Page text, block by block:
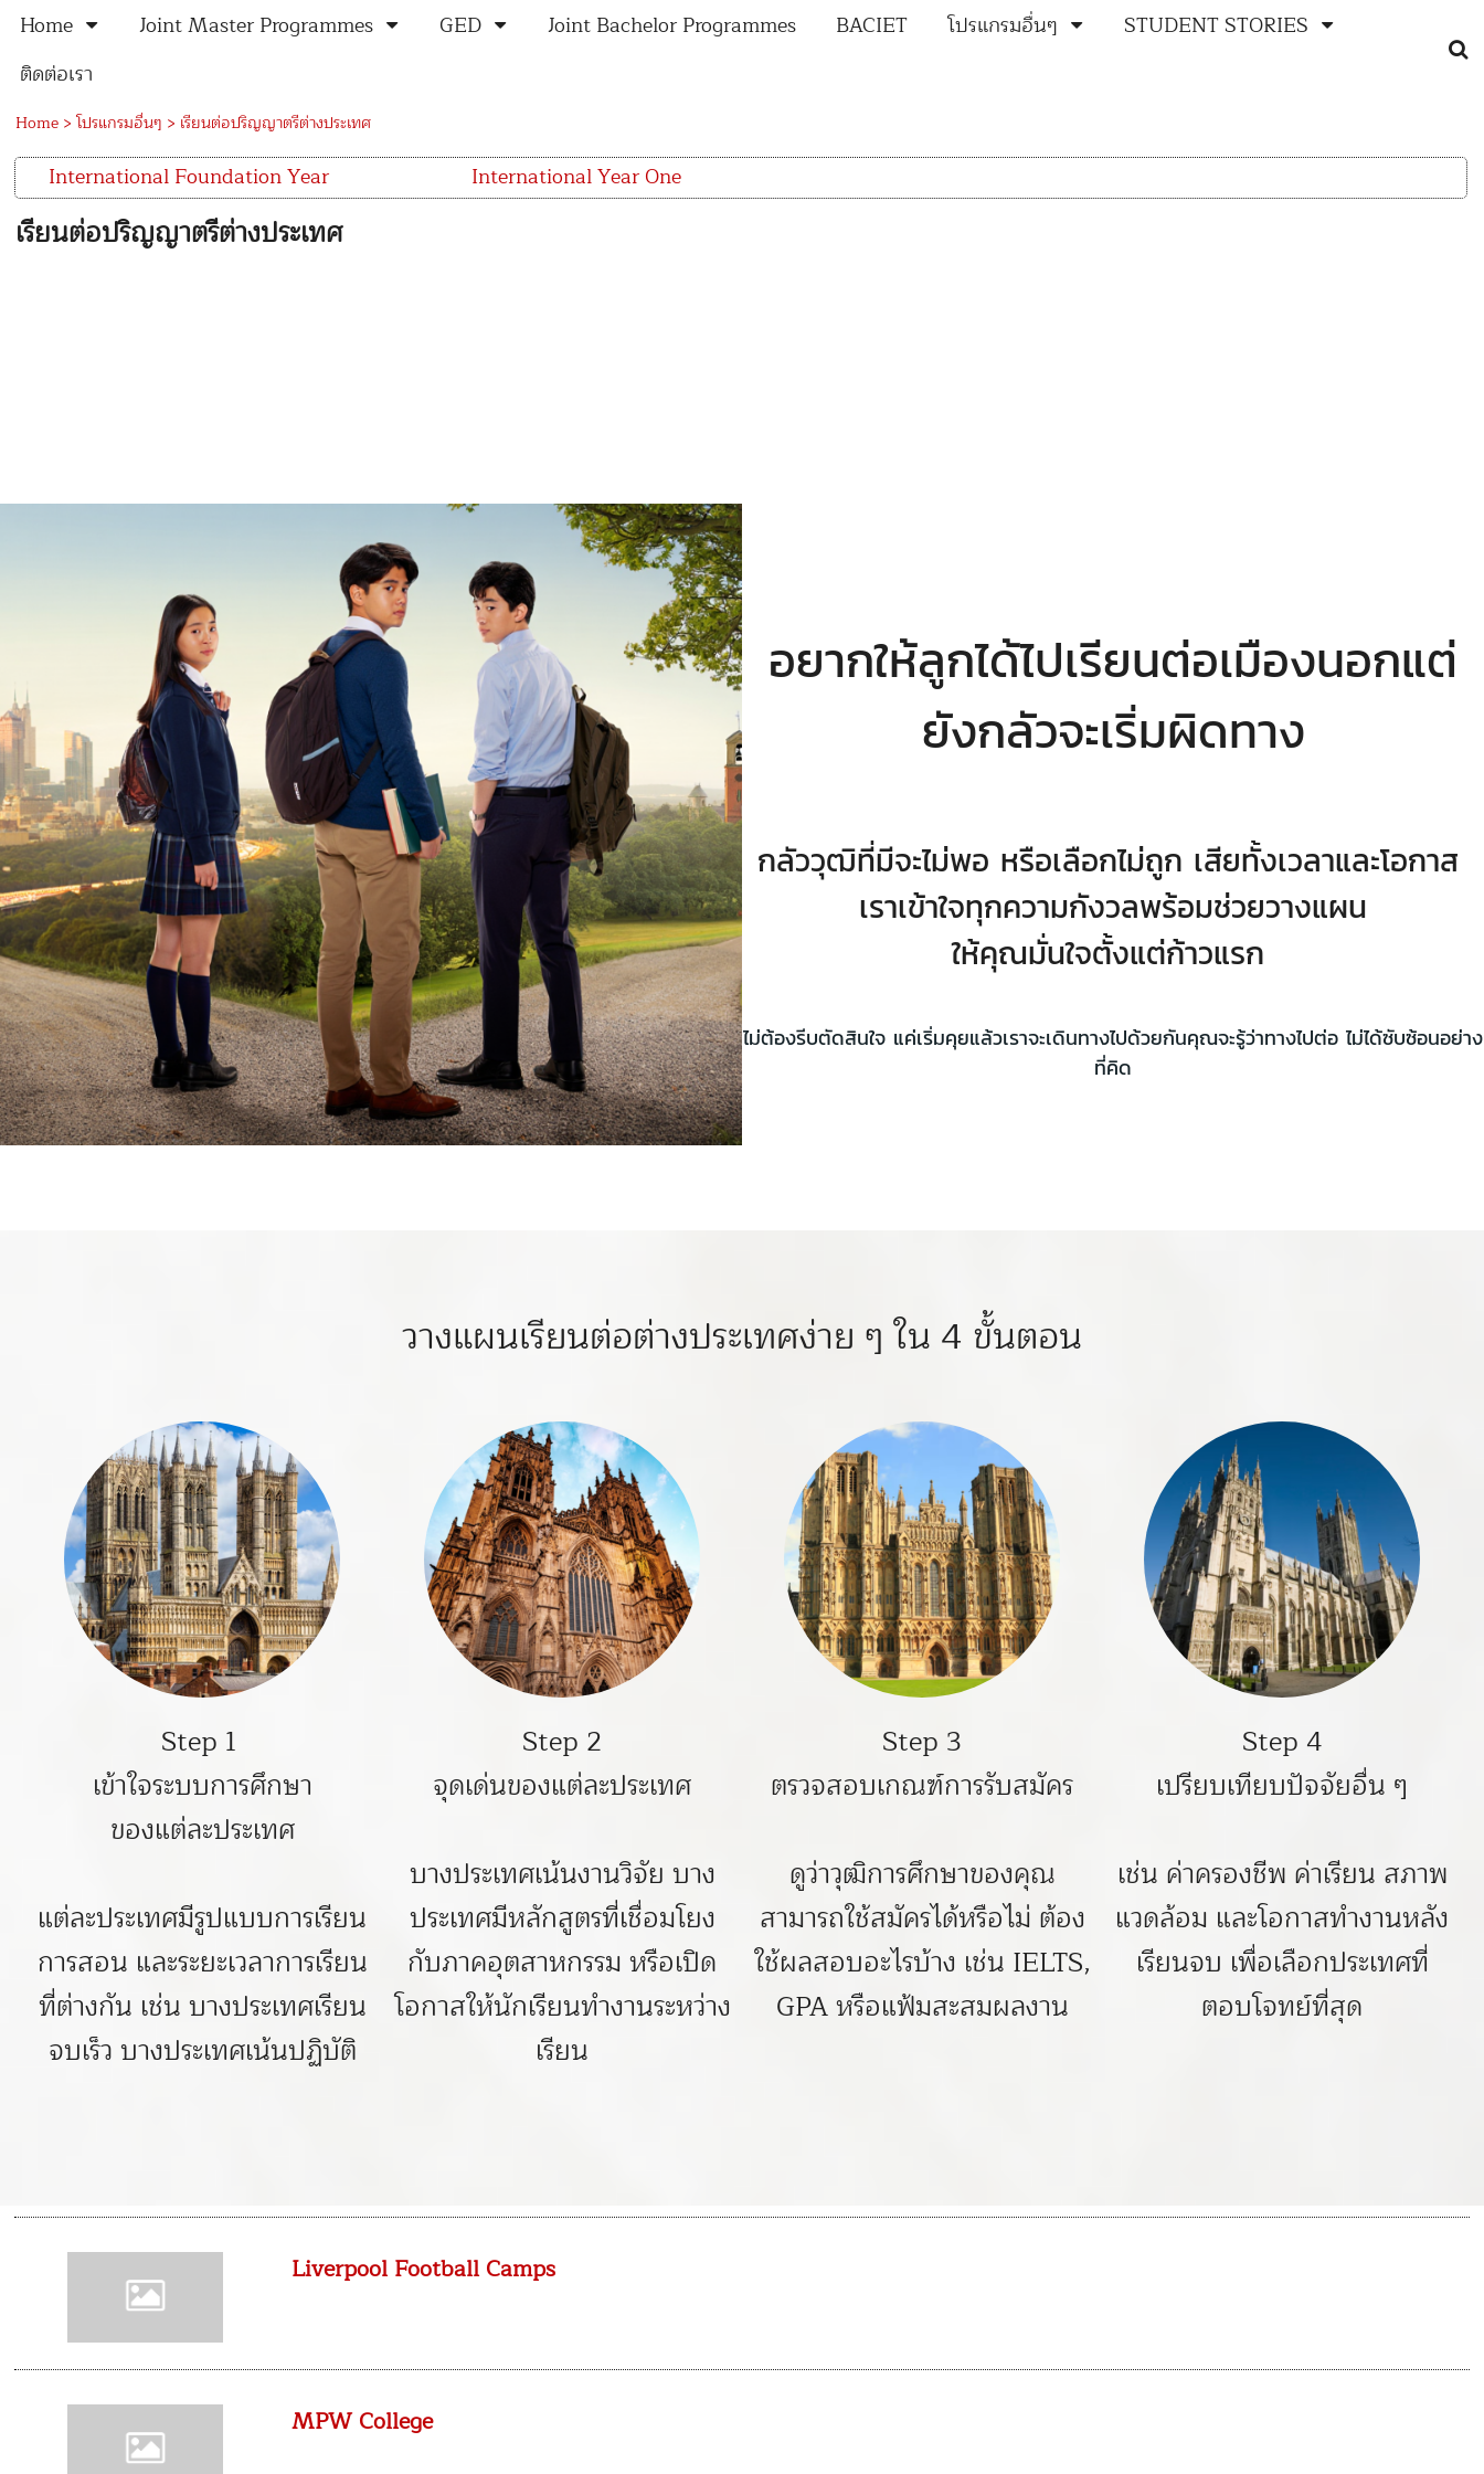
Home Joint Master Programmes GED Joint Bachelor Programmes BACIET โปรแกรมอื่นๆ
STUDENT STORIES
ติดต่อเรา
Home> โปรแกรมอื่นๆ > เรียนต่อปริญญาตรีต่างประเทศ
International Foundation Year International Year One
เรียนต่อปริญญาตรีต่างประเทศ
อยากให้ลูกได้ไปเรียนต่อเมืองนอกแต่
ยังกลัวจะเริ่มผิดทาง
กลัววุฒิที่มีจะไม่พอ หรือเลือกไม่ถูก เสียทั้งเวลาและโอกาส
เราเข้าใจทุกความกังวลพร้อมช่วยวางแผน
ให้คุณมั่นใจตั้งแต่ก้าวแรก
ไม่ต้องรีบตัดสินใจ แค่เริ่มคุยแล้วเราจะเดินทางไปด้วยกันคุณจะรู้ว่าทางไปต่อ ไม่ได้ซับซ้อนอย่าง
ที่คิด
วางแผนเรียนต่อต่างประเทศง่าย ๆ ใน 4 ขั้นตอน
Step 1
เข้าใจระบบการศึกษา
ของแต่ละประเทศ
แต่ละประเทศมีรูปแบบการเรียน
การสอน และระยะเวลาการเรียน
ที่ต่างกัน เช่น บางประเทศเรียน
จบเร็ว บางประเทศเน้นปฏิบัติ
Step 2
จุดเด่นของแต่ละประเทศ
บางประเทศเน้นงานวิจัย บาง
ประเทศมีหลักสูตรที่เชื่อมโยง
กับภาคอุตสาหกรรม หรือเปิด
โอกาสให้นักเรียนทำงานระหว่าง
เรียน
Step 3
ตรวจสอบเกณฑ์การรับสมัคร
ดูว่าวุฒิการศึกษาของคุณ
สามารถใช้สมัครได้หรือไม่ ต้อง
ใช้ผลสอบอะไรบ้าง เช่น IELTS,
GPA หรือแฟ้มสะสมผลงาน
Step 4
เปรียบเทียบปัจจัยอื่น ๆ
เช่น ค่าครองชีพ ค่าเรียน สภาพ
แวดล้อม และโอกาสทำงานหลัง
เรียนจบ เพื่อเลือกประเทศที่
ตอบโจทย์ที่สุด
Liverpool Football Camps
MPW College